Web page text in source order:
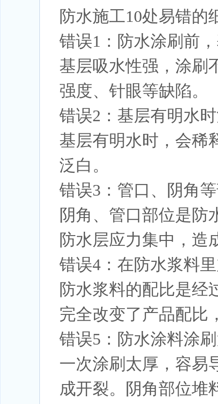
防水施工10处易错的
错误1：防水涂刷前
基层吸水性强，涂刷
强度、针眼等缺陷。
错误2：基层有明水
基层有明水时，会稀
泛白。
错误3：管口、阴角
阴角、管口部位是防
防水层应力集中，造
错误4：在防水浆料
防水浆料的配比是经
完全改变了产品配比
错误5：防水涂料涂
一次涂刷太厚，容易
成开裂。阴角部位堆